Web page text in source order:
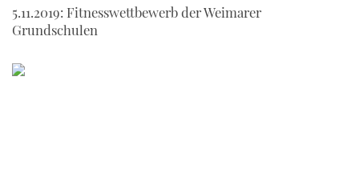
5.11.2019: Fitnesswettbewerb der Weimarer
Grundschulen